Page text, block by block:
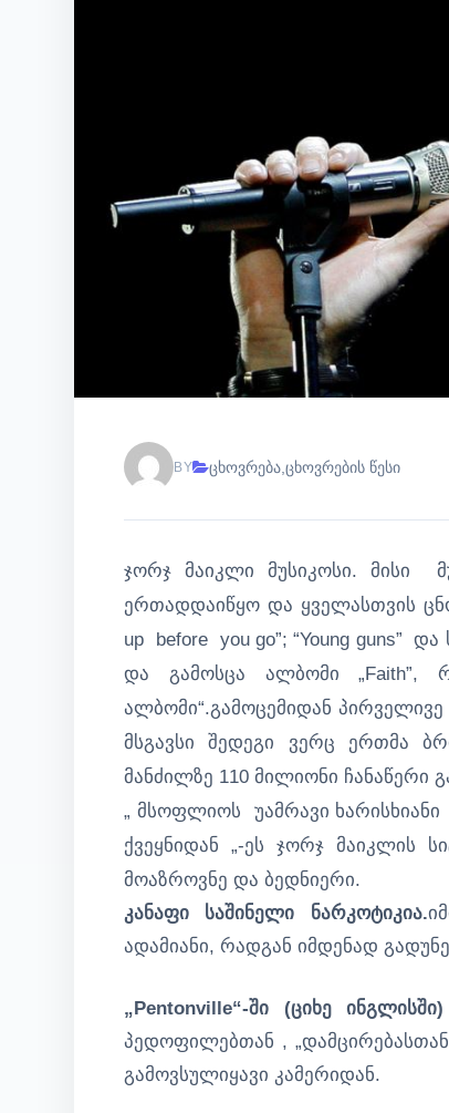
BY ცხოვრება ცხოვრების წესი
ჯორჯ მაიკლი მუსიკოსი.
ერთადდაიწყო და ყველასთვის
up before you go”; “Young guns”
და გამოსცა ალბომი „Faith”,
ალბომი“.გამოცემიდან
მსგავსი შედეგი ვერც ერთმა
მანძილზე 110 მილიონი ჩანაწერი
„ მსოფლიოს უამრავი ხარისხიანი
ქვეყნიდან „-ეს ჯორჯ მაიკლის
მოაზროვნე და ბედნიერი.
კანაფი საშინელი ნარკოტიკია.
ადამიანი, რადგან იმდენად
„Pentonville“-ში (ციხე
პედოფილებთან ,
გამოვსულიყავი კამერიდან.